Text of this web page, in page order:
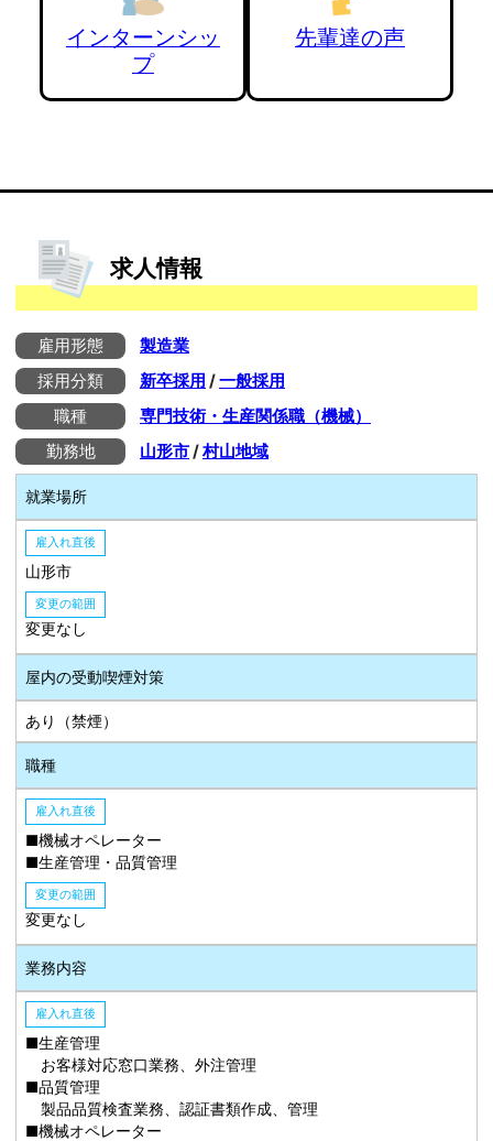
インターンシッ
プ
先輩達の声
求人情報
雇用形態
製造業
採用分類
新卒採用 /一般採用
職種
専門技術・生産関係職（機械）
勤務地
山形市/村山地域
就業場所
雇入れ直後
山形市
変更の範囲
変更なし
屋内の受動喫煙対策
あり（禁煙）
職種
雇入れ直後
■機械オペレーター
■生産管理・品質管理
変更の範囲
変更なし
業務内容
雇入れ直後
■生産管理
お客様対応窓口業務、外注管理
■品質管理
製品品質検査業務、認証書類作成、管理
■機械オペレーター